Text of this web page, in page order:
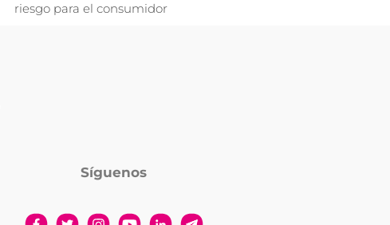
riesgo para el consumidor
Síguenos